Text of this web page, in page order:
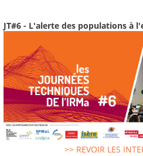
JT#6 - L'alerte des populations à
>> REVOIR LES